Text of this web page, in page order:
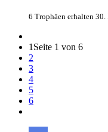
6 Trophäen erhalten 30.
1 Seite 1 von 6
2
3
4
5
6